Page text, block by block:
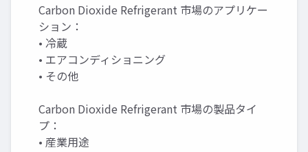
Carbon Dioxide Refrigerant 市場のアプリケー
ション：
• 冷蔵
• エアコンディショニング
• その他
Carbon Dioxide Refrigerant 市場の製品タイ
プ：
• 産業用途